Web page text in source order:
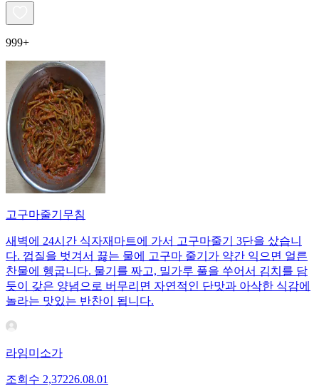
999+
고구마줄기무침
새벽에 24시간 식자재마트에 가서 고구마줄기 3단을 샀습니
다. 껍질을 벗겨서 끓는 물에 고구마 줄기가 약간 익으면 얼른
찬물에 헹굽니다. 물기를 짜고, 밀가루 풀을 쑤어서 김치를 담
듯이 갖은 양념으로 버무리면 자연적인 단맛과 아삭한 식감에
놀라는 맛있는 반찬이 됩니다.
라임미소가
조회수 2,37226.08.01